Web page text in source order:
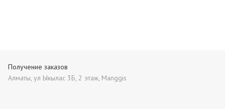
Получение заказов
Алматы, ул Ыкылас 3Б, 2 этаж, Manggis